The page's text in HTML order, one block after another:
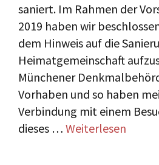
saniert. Im Rahmen der
2019 haben wir
dem Hinweis auf die
Heimatgemeinschaft
Münchener
Vorhaben und so haben
Verbindung mit einem
dieses … Weiterlesen